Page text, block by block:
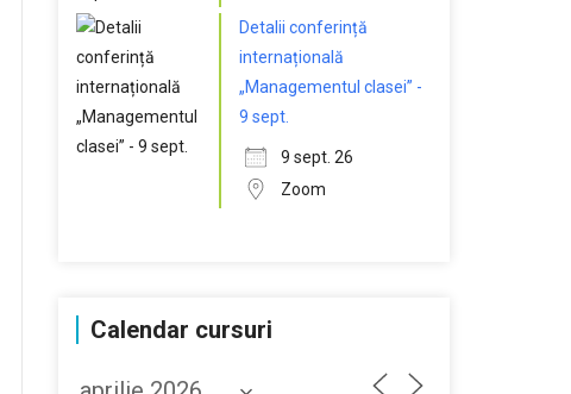
Detalii conferință
internațională
„Managementul clasei” -
9 sept.
9 sept. 26
Zoom
Calendar cursuri